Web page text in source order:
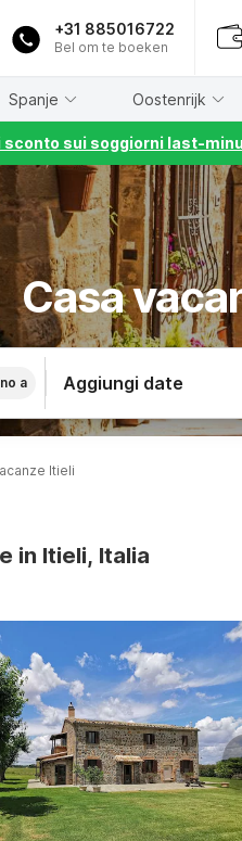
+31 885016722
Bel om te boeken
Spanje Oostenrijk
sconto sui soggiorni last-
Casa
a Aggiungi date
Itieli
in Itieli, Italia